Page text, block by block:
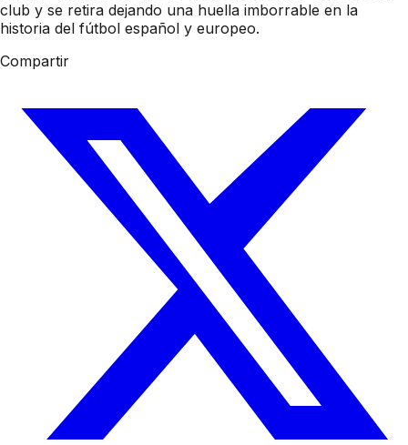
club y se retira dejando una huella imborrable en la
historia del fútbol español y europeo.
Compartir